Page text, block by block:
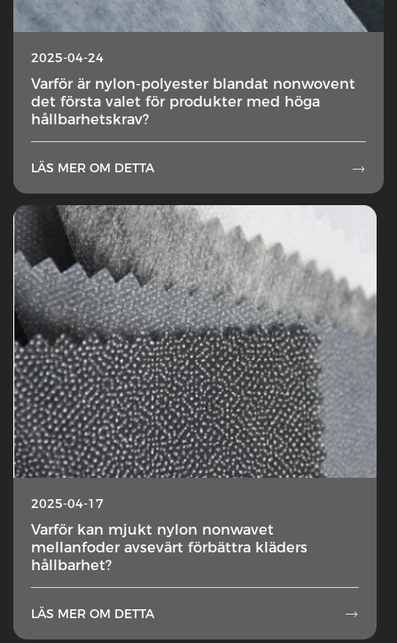
2025-04-24
Varför är nylon-polyester blandat nonwovent
det första valet för produkter med höga
hållbarhetskrav?
LÄS MER OM DETTA 
2025-04-17
Varför kan mjukt nylon nonwavet
mellanfoder avsevärt förbättra kläders
hållbarhet?
LÄS MER OM DETTA 